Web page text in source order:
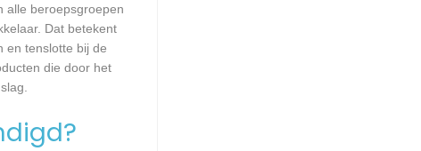
alle beroepsgroepen
Dat betekent
en tenslotte bij de
die door het